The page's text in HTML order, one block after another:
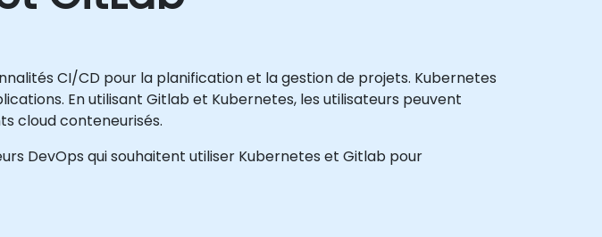
CI/CD pour la planification et la gestion de projets. Kubernetes
En utilisant Gitlab et Kubernetes, les utilisateurs peuvent
cloud conteneurisés.
DevOps qui souhaitent utiliser Kubernetes et Gitlab pour